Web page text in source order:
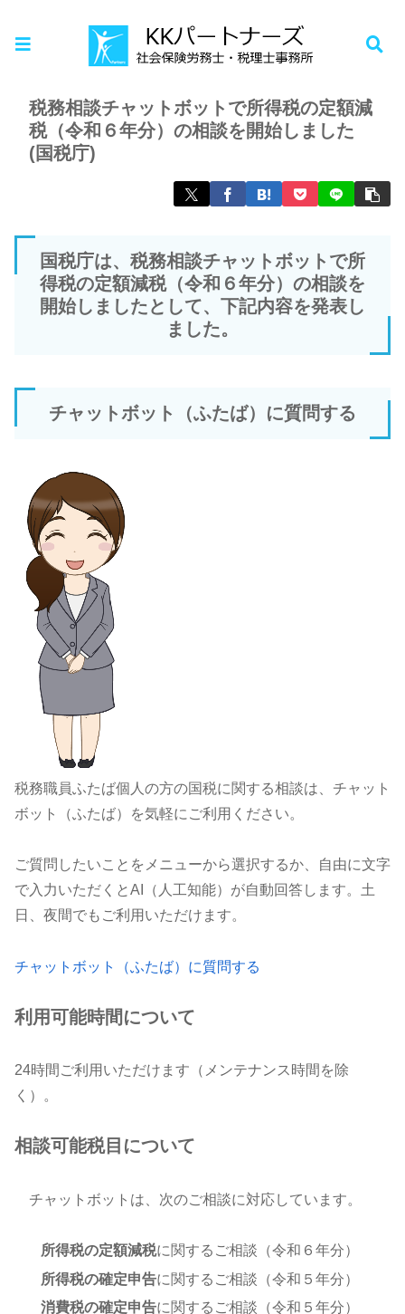
お知らせ
税務相談チャットボットで所得税の定額減
税（令和６年分）の相談を開始しました
(国税庁)
国税庁は、税務相談チャットボットで所
得税の定額減税（令和６年分）の相談を
開始しましたとして、下記内容を発表し
ました。
チャットボット（ふたば）に質問する
税務職員ふたば個人の方の国税に関する相談は、チャット
ボット（ふたば）を気軽にご利用ください。
ご質問したいことをメニューから選択するか、自由に文字
で入力いただくとAI（人工知能）が自動回答します。土
日、夜間でもご利用いただけます。
チャットボット（ふたば）に質問する
利用可能時間について
24時間ご利用いただけます（メンテナンス時間を除
く）。
相談可能税目について
チャットボットは、次のご相談に対応しています。
所得税の定額減税に関するご相談（令和６年分）
所得税の確定申告に関するご相談（令和５年分）
消費税の確定申告に関するご相談（令和５年分）